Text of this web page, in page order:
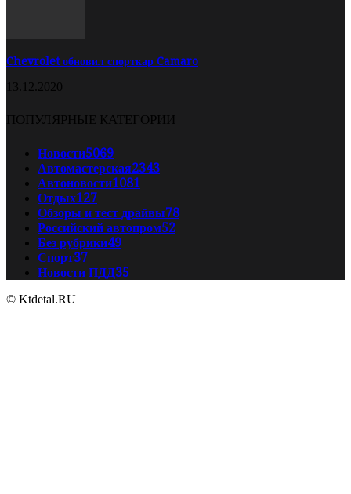
Chevrolet обновил спорткар Camaro
13.12.2020
ПОПУЛЯРНЫЕ КАТЕГОРИИ
Новости5069
Автомастерская2343
Автоновости1081
Отдых127
Обзоры и тест драйвы78
Российский автопром52
Без рубрики49
Спорт37
Новости ПДД35
© Ktdetal.RU